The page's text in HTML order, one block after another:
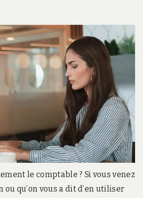
le comptable ? Si vous venez
ou qu’on vous a dit d’en utiliser